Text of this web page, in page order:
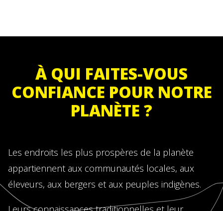
À QUI FAITES-VOUS
CONFIANCE POUR NOTRE
PLANÈTE ?
Les endroits les plus prospères de la planète
appartiennent aux communautés locales, aux
éleveurs, aux bergers et aux peuples indigènes.